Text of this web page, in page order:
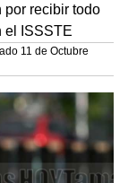
por recibir todo
el ISSSTE
11 de Octubre